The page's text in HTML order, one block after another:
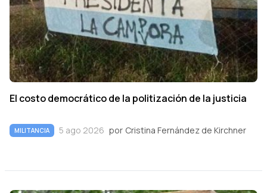
El costo democrático de la politización de la justicia
MILITANCIA 5 ago 2026 por Cristina Fernández de Kirchner